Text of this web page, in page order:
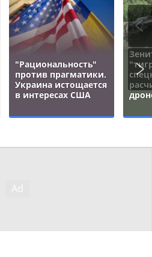
"Рациональность"
против прагматики.
Украина истощается
в интересах США